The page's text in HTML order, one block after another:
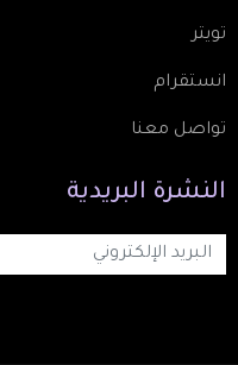
تويتر
انستقرام
تواصل معنا
النشرة البريدية